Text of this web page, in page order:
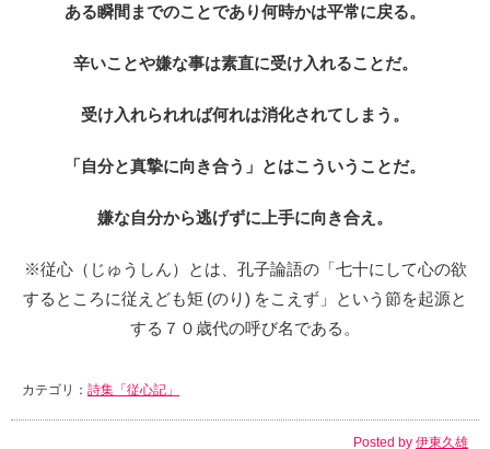
ある瞬間までのことであり何時かは平常に戻る。
辛いことや嫌な事は素直に受け入れることだ。
受け入れられれば何れは消化されてしまう。
「自分と真摯に向き合う」とはこういうことだ。
嫌な自分から逃げずに上手に向き合え。
※従心（じゅうしん）とは、孔子論語の「七十にして心の欲
するところに従えども矩 (のり) をこえず」という節を起源と
する７０歳代の呼び名である。
カテゴリ： 詩集「従心記」
Posted by 伊東久雄